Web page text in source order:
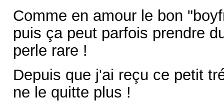
Comme en amour le bon
puis ça peut parfois prendre
perle rare !
Depuis que j'ai reçu ce petit
ne le quitte plus !